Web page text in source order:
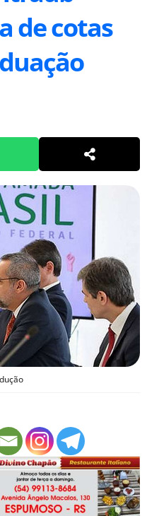
de cotas